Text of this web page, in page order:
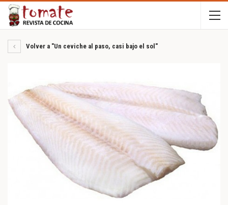
Volver a "Un ceviche al paso, casi bajo el sol"